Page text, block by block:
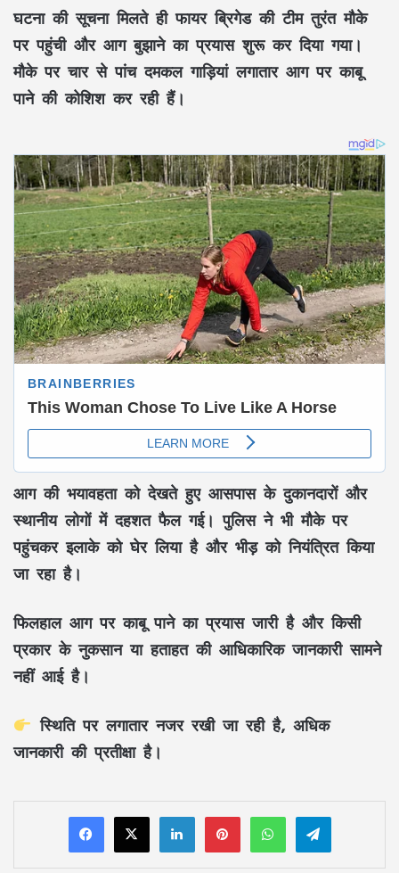
घटना की सूचना मिलते ही फायर ब्रिगेड की टीम तुरंत मौके
पर पहुंची और आग बुझाने का प्रयास शुरू कर दिया गया।
मौके परचार से पांच दमकल गाड़ियांलगातार आग पर काबू
पाने की कोशिश कर रही हैं।
आग की भयावहता को देखते हुए आसपास के दुकानदारों और
स्थानीय लोगों में दहशत फैल गई। पुलिस ने भी मौके पर
पहुंचकर इलाके को घेर लिया है और भीड़ को नियंत्रित किया
जा रहा है।
फिलहाल आग पर काबू पाने का प्रयास जारी है और किसी
प्रकार के नुकसान या हताहत की आधिकारिक जानकारी सामने
नहीं आई है।
स्थिति पर लगातार नजर रखी जा रही है, अधिक
जानकारी की प्रतीक्षा है।
LinkedInPinterestWhatsAppTelegram